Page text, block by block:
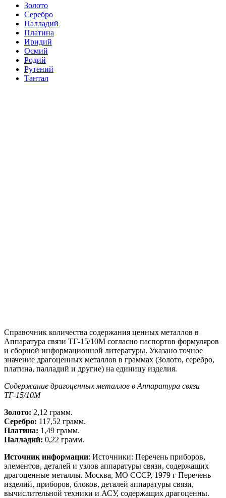
Золото
Серебро
Палладий
Платина
Иридий
Осмий
Родий
Рутений
Тантал
Справочник количества содержания ценных металлов в
Аппаратура связи ТГ-15/10М согласно паспортов формуляров
и сборной информационной литературы. Указано точное
значение драгоценных металлов в граммах (Золото, серебро,
платина, палладий и другие) на единицу изделия.
Содержание драгоценных металлов в Аппаратура связи
ТГ-15/10М
Золото: 2,12 грамм.
Серебро: 117,52 грамм.
Платина: 1,49 грамм.
Палладий: 0,22 грамм.
Источник информации: Источники: Перечень приборов,
элементов, деталей и узлов аппаратуры связи, содержащих
драгоценные металлы. Москва, МО СССР, 1979 г Перечень
изделий, приборов, блоков, деталей аппаратуры связи,
вычислительной техники и АСУ, содержащих драгоценны.